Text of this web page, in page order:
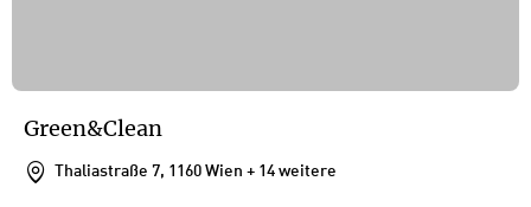
Green&Clean
Thaliastraße 7, 1160 Wien + 14 weitere